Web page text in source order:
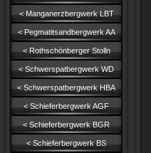
< Manganerzbergwerk LBT
< Pegmatitsandbergwerk AA
< Rothschönberger Stolln
< Schwerspatbergwerk WD
< Schwerspatbergwerk HBA
< Schieferbergwerk AGF
< Schieferbergwerk BGR
< Schieferbergwerk BS